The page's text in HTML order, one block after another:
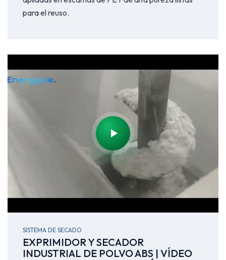
para el reuso.
SISTEMA DE SECADO
EXPRIMIDOR Y SECADOR
INDUSTRIAL DE POLVO ABS | VÍDEO